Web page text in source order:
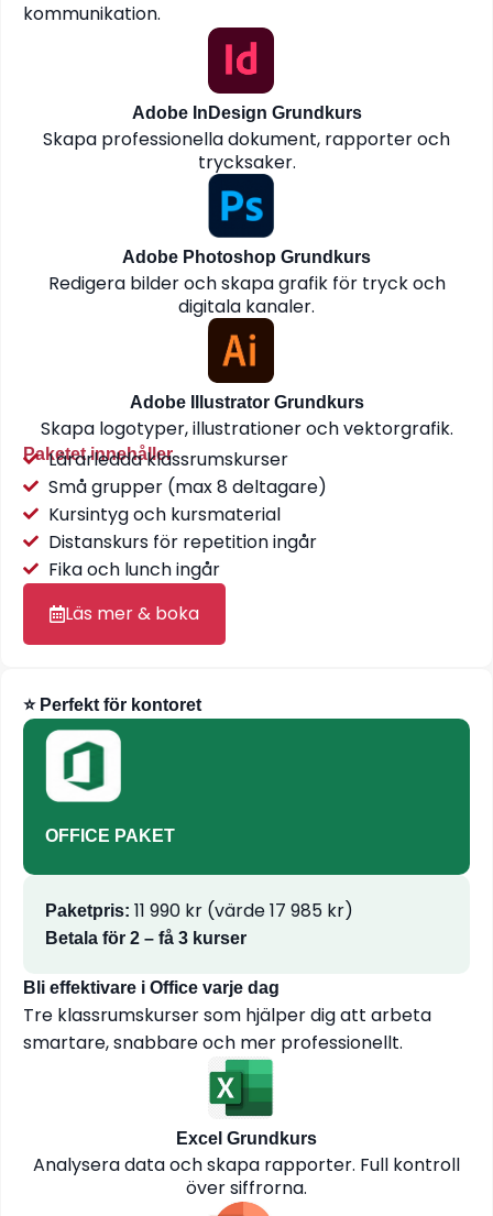
kommunikation.
Adobe InDesign Grundkurs
Skapa professionella dokument, rapporter och
trycksaker.
Adobe Photoshop Grundkurs
Redigera bilder och skapa grafik för tryck och
digitala kanaler.
Adobe Illustrator Grundkurs
Skapa logotyper, illustrationer och vektorgrafik.
Paketet innehåller
Lärarledda klassrumskurser
Små grupper (max 8 deltagare)
Kursintyg och kursmaterial
Distanskurs för repetition ingår
Fika och lunch ingår
Läs mer & boka
⭐ Perfekt för kontoret
OFFICE PAKET
Paketpris: 11 990 kr (värde 17 985 kr)
Betala för 2 – få 3 kurser
Bli effektivare i Office varje dag
Tre klassrumskurser som hjälper dig att arbeta
smartare, snabbare och mer professionellt.
Excel Grundkurs
Analysera data och skapa rapporter. Full kontroll
över siffrorna.